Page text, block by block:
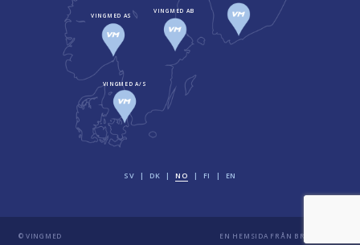
VINGMED A/S
VINGMED AS
VINGMED AB
SV DK NO FI EN
© VINGMED EN HEMSIDA FRÅN BRAVISSIMO